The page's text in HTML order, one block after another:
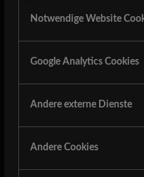
Notwendige Website
Google Analytics Cookies
Andere externe Dienste
Andere Cookies
dem Detze.
This years running
June.
Friday 14.06.24:
Galactic Superlords, Evil